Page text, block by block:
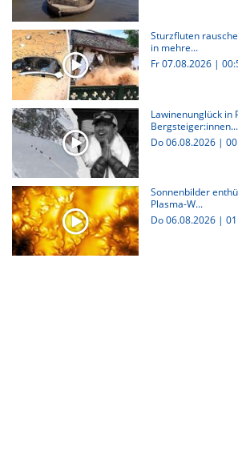
Sturzfluten
in mehre...
Fr 07.08.2026 |
Lawinenunglück in
Bergsteiger:innen...
Do 06.08.2026 |
Sonnenbilder
Plasma-W...
Do 06.08.2026 |